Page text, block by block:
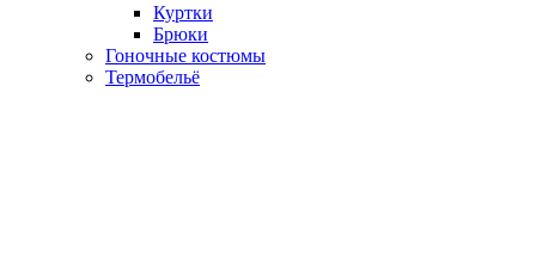
Куртки
Брюки
Гоночные костюмы
Термобельё